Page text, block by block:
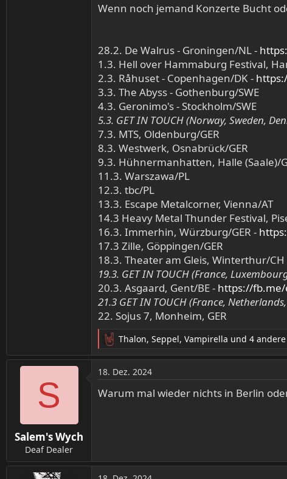
Wenn noch jemand Konzerte Bucht
28.2. De Walrus - Groningen/NL -
1.3. Hell over Hammaburg Festival,
2.3. Råhuset - Copenhagen/DK -
3.3. The Abyss - Gothenburg/SWE
4.3. Geronimo's - Stockholm/SWE
5.3. GET IN TOUCH (Norway, Sweden,
7.3. MTS, Oldenburg/GER
8.3. Westwerk, Osnabrück/GER
9.3. Hühnermanhatten, Halle (Saale)/
11.3. Warszawa/PL
12.3. tbc/PL
13.3. Escape Metalcorner, Vienna/AT
14.3 Heavy Metal Thunder Festival,
16.3. Immerhin, Würzburg/GER -
17.3 Zille, Göppingen/GER
18.3. Theater am Gleis, Winterthur/CH
19.3. GET IN TOUCH (France,
20.3. Asgaard, Gent/BE - https://fb.me/
21.3 GET IN TOUCH (France,
22. Sojus 7, Monheim, GER
R
e
a
k
t
:
Thalon, Seppel, Vampirella und 4 andere
S
Salem's Wych
Deaf Dealer
18. Dez. 2024
Warum mal wieder nichts in Berlin